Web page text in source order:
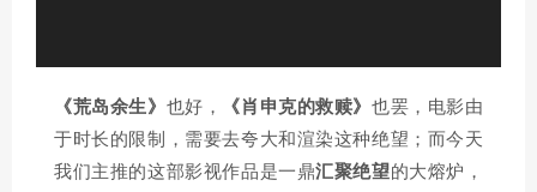
《荒岛余生》 也好， 《肖申克的救赎》也罢，电影由
于时长的限制，需要去夸大和渲染这种绝望；而今天
我们主推的这部影视作品是一鼎汇聚绝望的大熔炉，